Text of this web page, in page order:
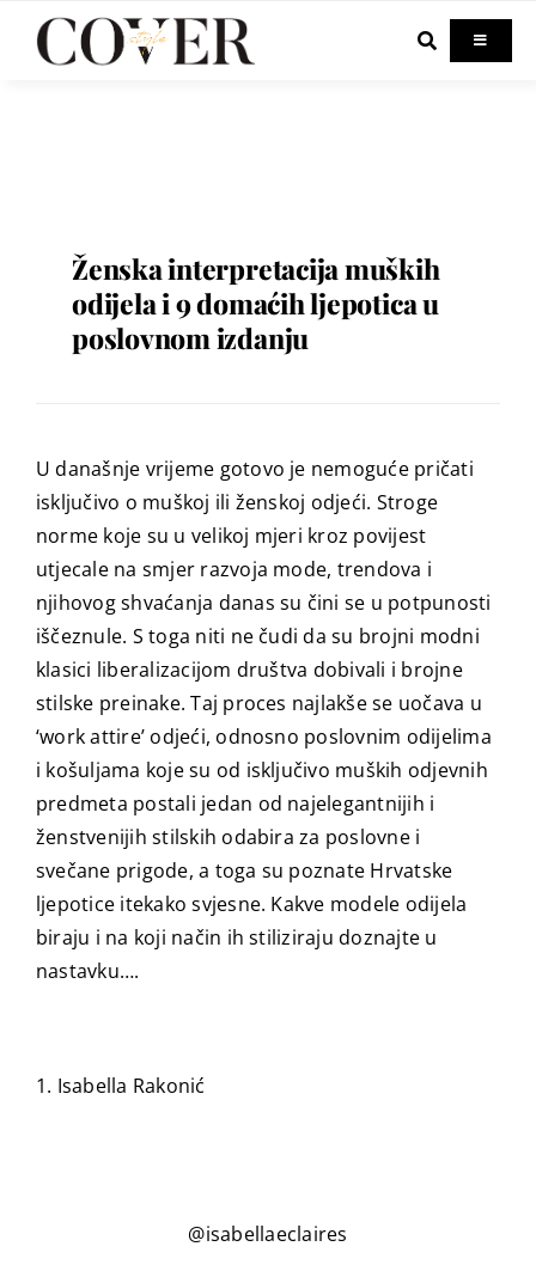
Toggle
Fashion
Out & About
Ženska interpretacija muških
odijela i 9 domaćih ljepotica u
poslovnom izdanju
U današnje vrijeme gotovo je nemoguće pričati
isključivo o muškoj ili ženskoj odjeći. Stroge
norme koje su u velikoj mjeri kroz povijest
utjecale na smjer razvoja mode, trendova i
njihovog shvaćanja danas su čini se u potpunosti
iščeznule. S toga niti ne čudi da su brojni modni
klasici liberalizacijom društva dobivali i brojne
stilske preinake. Taj proces najlakše se uočava u
‘work attire’ odjeći, odnosno poslovnim odijelima
i košuljama koje su od isključivo muških odjevnih
predmeta postali jedan od najelegantnijih i
ženstvenijih stilskih odabira za poslovne i
svečane prigode, a toga su poznate Hrvatske
ljepotice itekako svjesne. Kakve modele odijela
biraju i na koji način ih stiliziraju doznajte u
nastavku….
1. Isabella Rakonić
@isabellaeclaires